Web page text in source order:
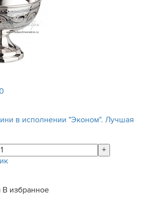
в исполнении "Эконом". Лучшая
+
В избранное